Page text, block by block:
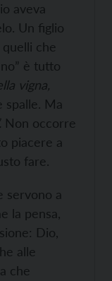
aveva
Un figlio
che
è tutto
vigna,
spalle. Ma
Non occorre
piacere a
fare.
servono a
la pensa,
Dio,
alle
che